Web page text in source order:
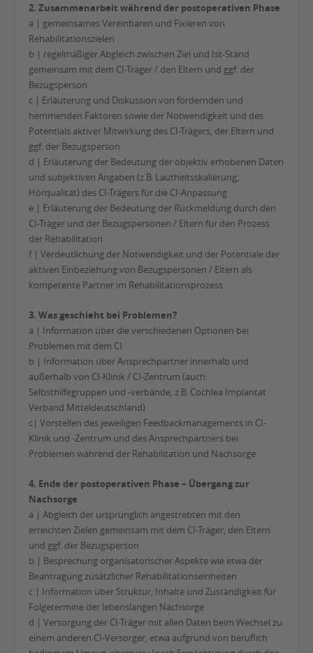
2. Zusammenarbeit während der postoperativen Phase
a | gemeinsames Vereinbaren und Fixieren von
Rehabilitationszielen
b | regelmäßiger Abgleich zwischen Ziel und Ist-Stand
gemeinsam mit dem CI-Träger / den Eltern und ggf. der
Bezugsperson
c | Erläuterung und Diskussion von fördernden und
hemmenden Faktoren sowie der Notwendigkeit und des
Potentials aktiver Mitwirkung des CI-Trägers, der Eltern und
ggf. der Bezugsperson
d | Erläuterung der Bedeutung der objektiv erhobenen Daten
und subjektiven Angaben (z.B. Lautheitsskalierung,
Hörqualität) des CI-Trägers für die CI-Anpassung
e | Erläuterung der Bedeutung der Rückmeldung durch den
CI-Träger und der Bezugspersonen / Eltern für den Prozess
der Rehabilitation
f | Verdeutlichung der Notwendigkeit und der Potentiale der
aktiven Einbeziehung von Bezugspersonen / Eltern als
kompetente Partner im Rehabilitationsprozess
3. Was geschieht bei Problemen?
a | Information über die verschiedenen Optionen bei
Problemen mit dem CI
b | Information über Ansprechpartner innerhalb und
außerhalb von CI-Klinik / CI-Zentrum (auch:
Selbsthilfegruppen und -verbände, z.B. Cochlea Implantat
Verband Mitteldeutschland)
c| Vorstellen des jeweiligen Feedbackmanagements in CI-
Klinik und -Zentrum und des Ansprechpartners bei
Problemen während der Rehabilitation und Nachsorge
4. Ende der postoperativen Phase – Übergang zur
Nachsorge
a | Abgleich der ursprünglich angestrebten mit den
erreichten Zielen gemeinsam mit dem CI-Träger, den Eltern
und ggf. der Bezugsperson
b | Besprechung organisatorischer Aspekte wie etwa der
Beantragung zusätzlicher Rehabilitationseinheiten
c | Information über Struktur, Inhalte und Zuständigkeit für
Folgetermine der lebenslangen Nachsorge
d | Versorgung der CI-Träger mit allen Daten beim Wechsel zu
einem anderen CI-Versorger, etwa aufgrund von beruflich